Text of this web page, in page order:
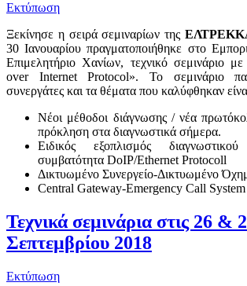
Εκτύπωση
Ξεκίνησε η σειρά σεμιναρίων της
30 Ιανουαρίου πραγματοποιήθηκε στο
Επιμελητήριο Χανίων, τεχνικό σεμινάριο
over Internet Protocol». Το σεμινάριο
συνεργάτες και τα θέματα που καλύφθηκαν
Νέοι μέθοδοι διάγνωσης / νέα
πρόκληση στα διαγνωστικά σήμερα.
Ειδικός εξοπλισμός
συμβατότητα DoIP/Ethernet Protocoll
Δικτυωμένο Συνεργείο-Δικτυωμένο
Central Gateway-Emergency Call System
Τεχνικά σεμινάρια στις 26 &
Σεπτεμβρίου 2018
Εκτύπωση